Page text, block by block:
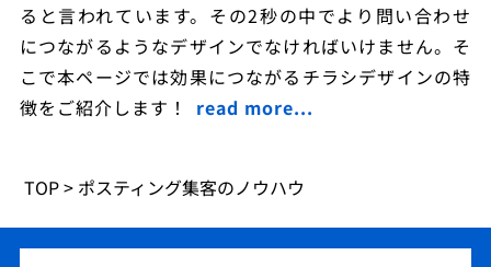
ると言われています。その2秒の中でより問い合わせ
につながるようなデザインでなければいけません。そ
こで本ページでは効果につながるチラシデザインの特
徴をご紹介します！
read more...
TOP> ポスティング集客のノウハウ